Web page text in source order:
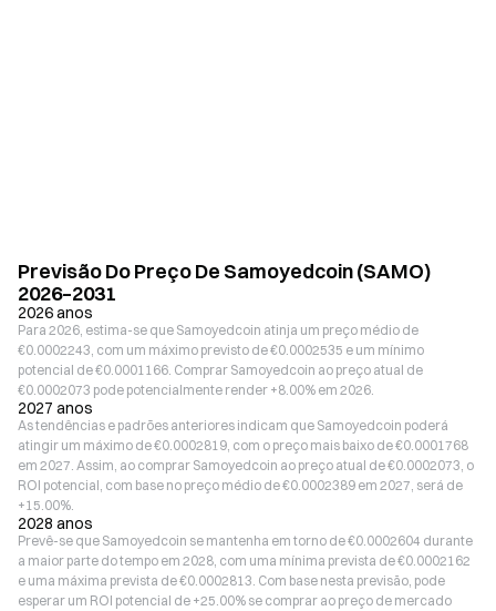
Previsão Do Preço De Samoyedcoin (SAMO)
2026–2031
2026 anos
Para 2026, estima-se que Samoyedcoin atinja um preço médio de
€0.0002243, com um máximo previsto de €0.0002535 e um mínimo
potencial de €0.0001166. Comprar Samoyedcoin ao preço atual de
€0.0002073 pode potencialmente render +8.00% em 2026.
2027 anos
As tendências e padrões anteriores indicam que Samoyedcoin poderá
atingir um máximo de €0.0002819, com o preço mais baixo de €0.0001768
em 2027. Assim, ao comprar Samoyedcoin ao preço atual de €0.0002073, o
ROI potencial, com base no preço médio de €0.0002389 em 2027, será de
+15.00%.
2028 anos
Prevê-se que Samoyedcoin se mantenha em torno de €0.0002604 durante
a maior parte do tempo em 2028, com uma mínima prevista de €0.0002162
e uma máxima prevista de €0.0002813. Com base nesta previsão, pode
esperar um ROI potencial de +25.00% se comprar ao preço de mercado